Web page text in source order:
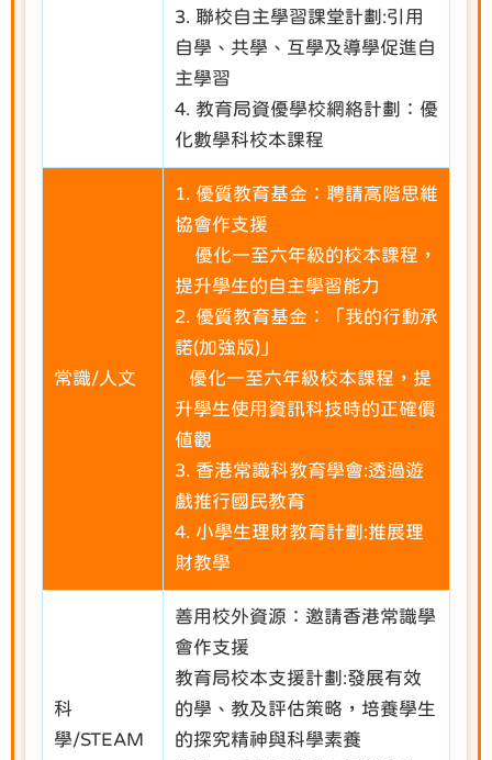
3. 聯校自主學習課堂計劃:引用
自學、共學、互學及導學促進自
主學習
4. 教育局資優學校網絡計劃：優
化數學科校本課程
常識/人文
1. 優質教育基金：聘請高階思維
協會作支援
優化一至六年級的校本課程，
提升學生的自主學習能力
2. 優質教育基金：「我的行動承
諾(加強版)」
優化一至六年級校本課程，提
升學生使用資訊科技時的正確價
值觀
3. 香港常識科教育學會:透過遊
戲推行國民教育
4. 小學生理財教育計劃:推展理
財教學
科
學/STEAM
善用校外資源：邀請香港常識學
會作支援
教育局校本支援計劃:發展有效
的學、教及評估策略，培養學生
的探究精神與科學素養